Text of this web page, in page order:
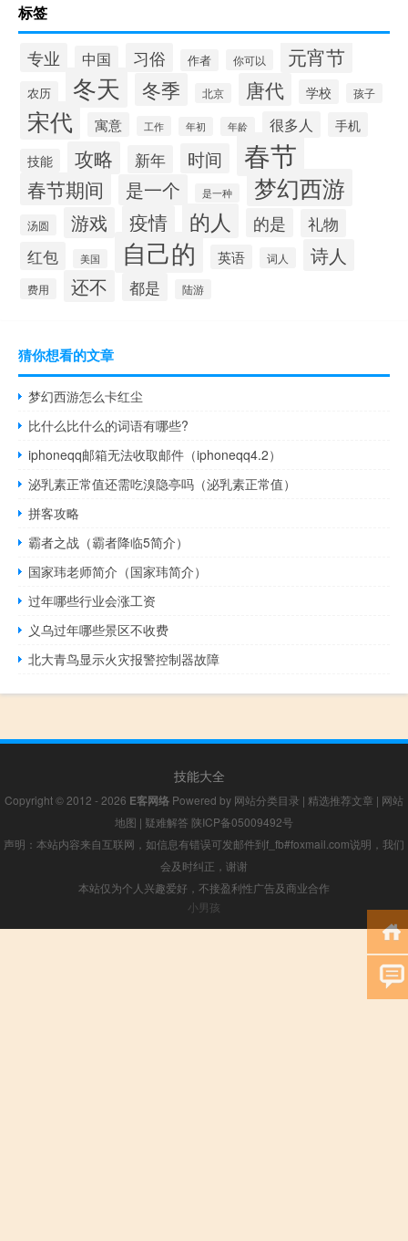
标签
专业 中国 习俗 作者 你可以 元宵节
农历 冬天 冬季 北京 唐代 学校 孩子
宋代 寓意 工作 年初 年龄 很多人 手机
技能 攻略 新年 时间 春节
春节期间 是一个 是一种 梦幻西游
汤圆 游戏 疫情 的人 的是
礼物
红包
美国 自己的 英语 词人 诗人
费用 还不 都是 陆游
猜你想看的文章
梦幻西游怎么卡红尘
比什么比什么的词语有哪些?
iphoneqq邮箱无法收取邮件（iphoneqq4.2）
泌乳素正常值还需吃溴隐亭吗（泌乳素正常值）
拼客攻略
霸者之战（霸者降临5简介）
国家玮老师简介（国家玮简介）
过年哪些行业会涨工资
义乌过年哪些景区不收费
北大青鸟显示火灾报警控制器故障
技能大全
Copyright © 2012 - 2026 E客网络 Powered by 网站分类目录 | 精选推荐文章 | 网站
地图 | 疑难解答 陕ICP备05009492号
声明：本站内容来自互联网，如信息有错误可发邮件到f_fb#foxmail.com说明，我们
会及时纠正，谢谢
本站仅为个人兴趣爱好，不接盈利性广告及商业合作
小男孩